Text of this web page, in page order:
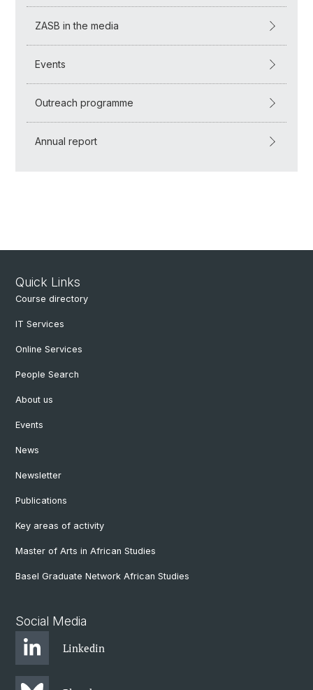
ZASB in the media
Events
Outreach programme
Annual report
Quick Links
Course directory
IT Services
Online Services
People Search
About us
Events
News
Newsletter
Publications
Key areas of activity
Master of Arts in African Studies
Basel Graduate Network African Studies
Social Media
Linkedin